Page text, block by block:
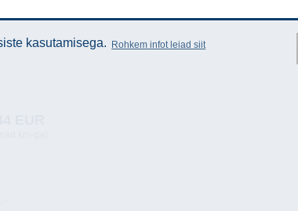
kasutamisega. Rohkem infot leiad siit